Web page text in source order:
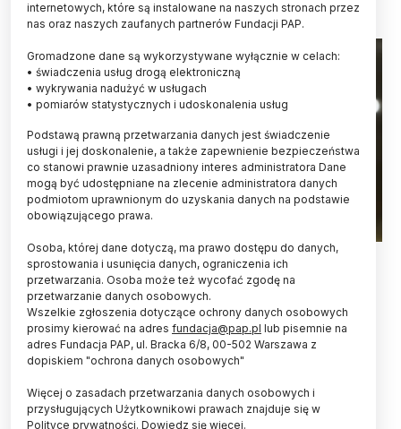
Na zdjęciu dr Astro Teller. EPA/JUSTIN LANE 17.05.2017
Za każdym razem, gdy na świecie pojawiały się
nowe technologie, to w dłuższej perspektywie
czyniły go lepszym. AI długofalowo może np.
wzmacniać kreatywność i wygenerować nowe
zawody, choć brak entuzjazmu wobec zmian jest
Perspektywy Women in Tech Summit.
internetowych, które są instalowane na naszych stronach przez
nas oraz naszych zaufanych partnerów Fundacji PAP.
Gromadzone dane są wykorzystywane wyłącznie w celach:
• świadczenia usług drogą elektroniczną
• wykrywania nadużyć w usługach
• pomiarów statystycznych i udoskonalenia usług
Podstawą prawną przetwarzania danych jest świadczenie
usługi i jej doskonalenie, a także zapewnienie bezpieczeństwa
co stanowi prawnie uzasadniony interes administratora Dane
mogą być udostępniane na zlecenie administratora danych
podmiotom uprawnionym do uzyskania danych na podstawie
obowiązującego prawa.
Osoba, której dane dotyczą, ma prawo dostępu do danych,
sprostowania i usunięcia danych, ograniczenia ich
przetwarzania. Osoba może też wycofać zgodę na
przetwarzanie danych osobowych.
Wszelkie zgłoszenia dotyczące ochrony danych osobowych
prosimy kierować na adres fundacja@pap.pl lub pisemnie na
adres Fundacja PAP, ul. Bracka 6/8, 00-502 Warszawa z
dopiskiem "ochrona danych osobowych"
Więcej o zasadach przetwarzania danych osobowych i
przysługujących Użytkownikowi prawach znajduje się w
Polityce prywatności. Dowiedz się więcej.